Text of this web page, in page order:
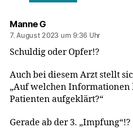
Manne Gsagt:
7. August 2023 um 9:36 Uhr
Schuldig oder Opfer!?
Auch bei diesem Arzt stellt
„Auf welchen Informationen
Patienten aufgeklärt?“
Gerade ab der 3. „Impfung“!?